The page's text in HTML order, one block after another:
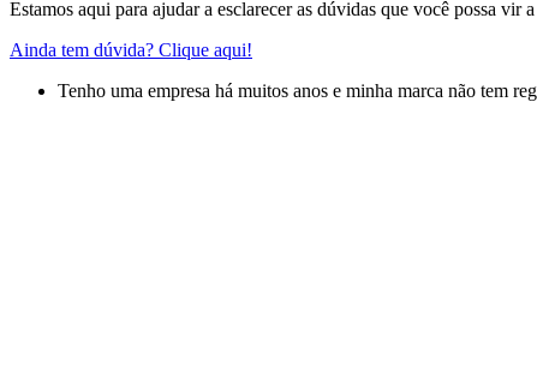
Estamos aqui para ajudar a esclarecer as dúvidas que você possa vir
Ainda tem dúvida? Clique aqui!
Tenho uma empresa há muitos anos e minha marca não tem